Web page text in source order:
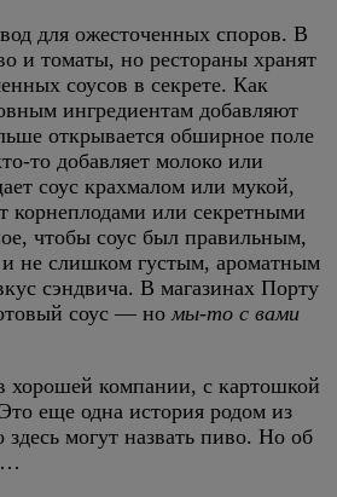
для ожесточенных споров. В
и томаты, но рестораны хранят
соусов в секрете. Как
ингредиентам добавляют
открывается обширное поле
то добавляет молоко или
соус крахмалом или мукой,
корнеплодами или секретными
чтобы соус был правильным,
не слишком густым, ароматным
сэндвича. В магазинах Порту
соус — но мы-то с вами
хорошей компании, с картошкой
еще одна история родом из
могут назвать пиво. Но об